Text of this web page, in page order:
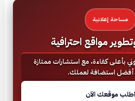
مساحة إعلانية
مواقع احترافية
بأعلى كفاءة، مع استشارات ممتازة
أفضل استضافة لعملك.
اطلب موقعك الآن